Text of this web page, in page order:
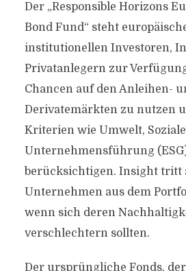
Der „Responsible Horizons
Bond Fund“ steht
institutionellen Investoren,
Privatanlegern zur
Chancen auf den Anleihen-
Derivatemärkten zu nutzen
Kriterien wie Umwelt,
Unternehmensführung
berücksichtigen. Insight tritt
Unternehmen aus dem
wenn sich deren
verschlechtern sollten.
Der ursprüngliche Fonds,